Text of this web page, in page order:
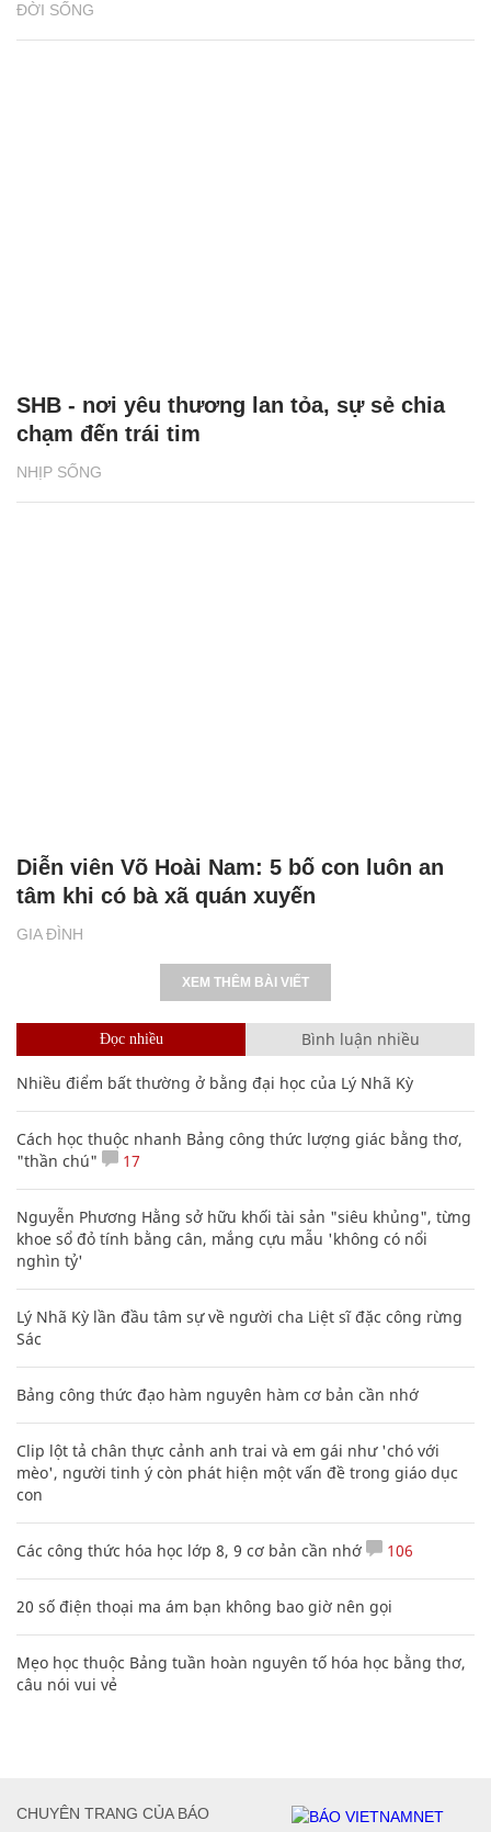
ĐỜI SỐNG
NHỊP SỐNG
SHB - nơi yêu thương lan tỏa, sự sẻ chia
chạm đến trái tim
GIA ĐÌNH
Diễn viên Võ Hoài Nam: 5 bố con luôn an
tâm khi có bà xã quán xuyến
XEM THÊM BÀI VIẾT
Đọc nhiều Bình luận nhiều
Nhiều điểm bất thường ở bằng đại học của Lý Nhã Kỳ
Cách học thuộc nhanh Bảng công thức lượng giác bằng thơ,
"thần chú"
17
Nguyễn Phương Hằng sở hữu khối tài sản "siêu khủng", từng
khoe sổ đỏ tính bằng cân, mắng cựu mẫu 'không có nổi
nghìn tỷ'
Lý Nhã Kỳ lần đầu tâm sự về người cha Liệt sĩ đặc công rừng
Sác
Bảng công thức đạo hàm nguyên hàm cơ bản cần nhớ
Clip lột tả chân thực cảnh anh trai và em gái như 'chó với
mèo', người tinh ý còn phát hiện một vấn đề trong giáo dục
con
Các công thức hóa học lớp 8, 9 cơ bản cần nhớ 106
20 số điện thoại ma ám bạn không bao giờ nên gọi
Mẹo học thuộc Bảng tuần hoàn nguyên tố hóa học bằng thơ,
câu nói vui vẻ
CHUYÊN TRANG CỦA BÁO